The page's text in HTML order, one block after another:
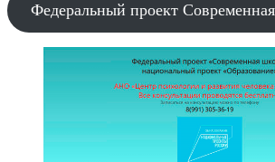
Федеральный проект